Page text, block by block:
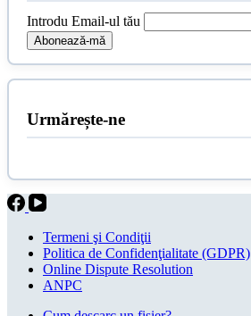
Introdu Email-ul tău
Urmărește-ne
Termeni şi Condiţii
Politica de Confidenţialitate (GDPR)
Online Dispute Resolution
ANPC